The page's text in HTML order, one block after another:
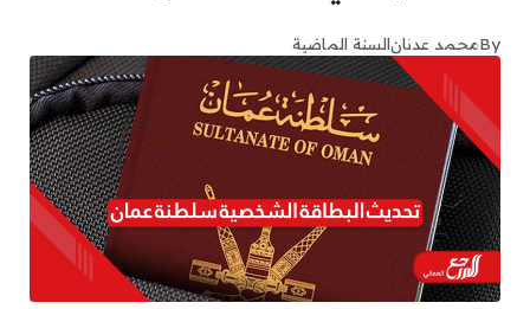
Byمحمد عدنانالسنة الماضية